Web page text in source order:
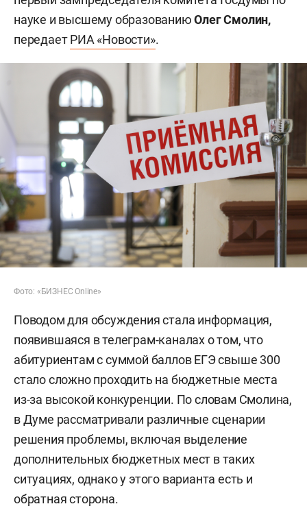
науке и высшему образованиюОлег Смолин,
передаетРИА «Новости».
Фото: «БИЗНЕС Online»
Поводом для обсуждения стала информация,
появившаяся в телеграм-каналах о том, что
абитуриентам с суммой баллов ЕГЭ свыше 300
стало сложно проходить на бюджетные места
из-за высокой конкуренции. По словам Смолина,
в Думе рассматривали различные сценарии
решения проблемы, включая выделение
дополнительных бюджетных мест в таких
ситуациях, однако у этого варианта есть и
обратная сторона.